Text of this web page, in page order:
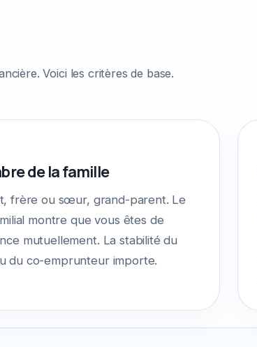
Voici les critères de base.
de la famille
frère ou sœur, grand-parent. Le
montre que vous êtes de
mutuellement. La stabilité du
du co-emprunteur importe.